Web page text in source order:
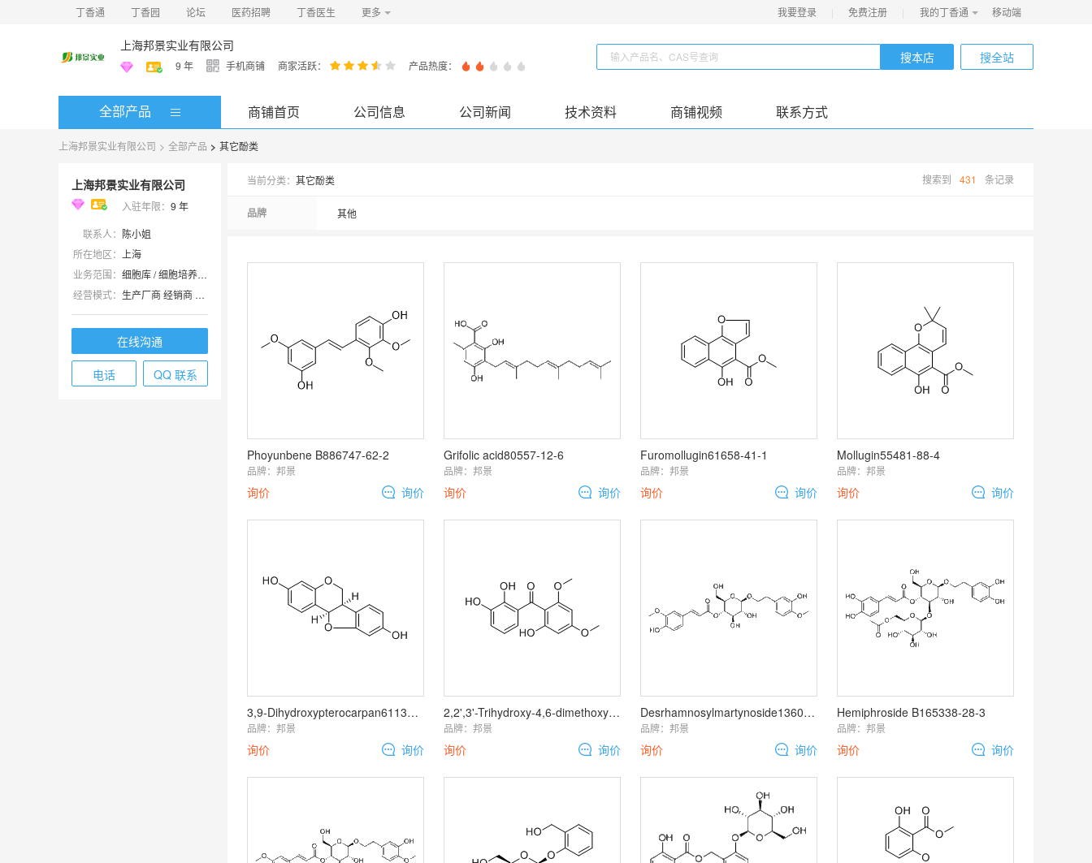
丁香通 丁香园 论坛 医药招聘 丁香医生 更多 我要登录 免费注册 我的丁香通 移动端
上海邦景实业有限公司
9 年 手机商铺 商家活跃： 产品热度：
搜本店 搜全站
全部产品 商铺首页 公司信息 公司新闻 技术资料 商铺视频 联系方式
上海邦景实业有限公司 > 全部产品 > 其它酚类
上海邦景实业有限公司
入驻年限： 9 年
联系人： 陈小姐
所在地区：
上海
业务范围：
细胞库 / 细胞培养、试剂、实验室仪器 / 设备、技术服务、耗材
经营模式：
生产厂商 经销商 代理商
在线沟通
电话 QQ 联系
当前分类： 其它酚类 搜索到 431 条记录
品牌 其他
Phoyunbene B886747-62-2
品牌： 邦景
询价 询价
Grifolic acid80557-12-6
品牌： 邦景
询价 询价
Furomollugin61658-41-1
品牌： 邦景
询价 询价
Mollugin55481-88-4
品牌： 邦景
询价 询价
3,9-Dihydroxypterocarpan61135-91-9
品牌： 邦景
询价 询价
2,2',3'-Trihydroxy-4,6-dimethoxybenzophenone
品牌： 邦景
询价 询价
Desrhamnosylmartynoside136055-64-6
品牌： 邦景
询价 询价
Hemiphroside B165338-28-3
品牌： 邦景
询价 询价